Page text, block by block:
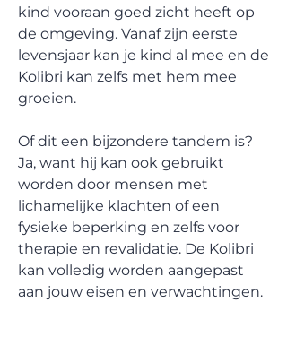
kind vooraan goed zicht heeft op
de omgeving. Vanaf zijn eerste
levensjaar kan je kind al mee en de
Kolibri kan zelfs met hem mee
groeien.
Of dit een bijzondere tandem is?
Ja, want hij kan ook gebruikt
worden door mensen met
lichamelijke klachten of een
fysieke beperking en zelfs voor
therapie en revalidatie. De Kolibri
kan volledig worden aangepast
aan jouw eisen en verwachtingen.